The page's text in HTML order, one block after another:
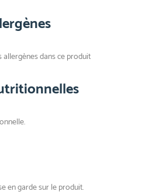
dans ce produit
en garde sur le produit.